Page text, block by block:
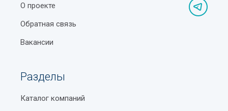
О проекте
Обратная связь
Вакансии
Разделы
Каталог компаний